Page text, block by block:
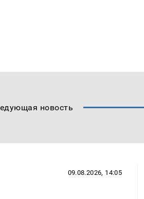
новость
09.08.2026, 14:05